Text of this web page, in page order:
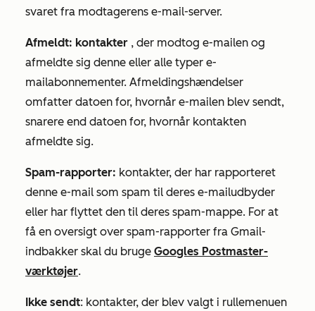
svaret fra modtagerens e-mail-server.
Afmeldt: kontakter , der modtog e-mailen og
afmeldte sig denne eller alle typer e-
mailabonnementer. Afmeldingshændelser
omfatter datoen for, hvornår e-mailen blev sendt,
snarere end datoen for, hvornår kontakten
afmeldte sig.
Spam-rapporter: kontakter, der har rapporteret
denne e-mail som spam til deres e-mailudbyder
eller har flyttet den til deres spam-mappe. For at
få en oversigt over spam-rapporter fra Gmail-
indbakker skal du bruge Googles Postmaster-
værktøjer.
Ikke sendt: kontakter, der blev valgt i rullemenuen